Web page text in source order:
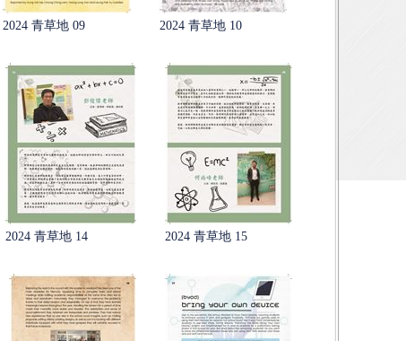
2024 青草地 09 2024 青草地 10
2024 青草地 14 2024 青草地 15